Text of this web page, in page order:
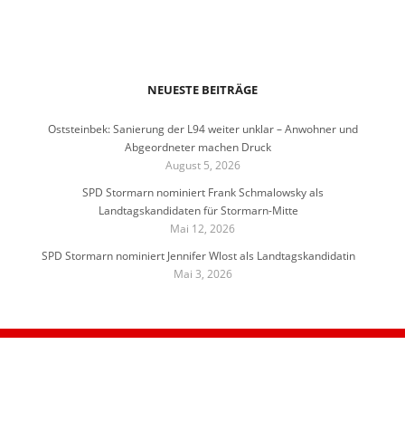
NEUESTE BEITRÄGE
Oststeinbek: Sanierung der L94 weiter unklar – Anwohner und
Abgeordneter machen Druck
August 5, 2026
SPD Stormarn nominiert Frank Schmalowsky als
Landtagskandidaten für Stormarn-Mitte
Mai 12, 2026
SPD Stormarn nominiert Jennifer Wlost als Landtagskandidatin
Mai 3, 2026